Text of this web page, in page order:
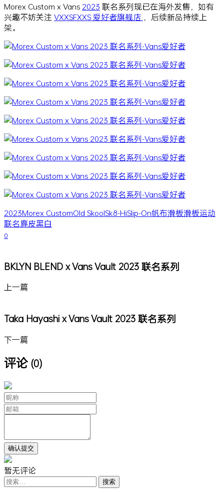
Morex Custom x Vans 2023 联名系列现已在海外发售，如有
兴趣不妨关注 VXXSFXXS 爱好者旗舰店
，后续新品持续上
架。
2023Morex CustomOld SkoolSk8-HiSlip-On帆布滑板滑板运动
联名麂皮黑白
0
BKLYN BLEND x Vans Vault 2023 联名系列
上一篇
Taka Hayashi x Vans Vault 2023 联名系列
下一篇
评论 (0)
暂无评论
搜
索：